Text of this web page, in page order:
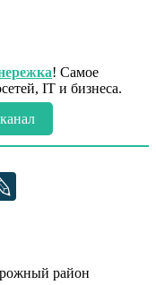
! Самое
IT и бизнеса.
район